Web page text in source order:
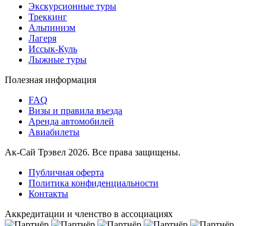
Экскурсионные туры
Треккинг
Альпинизм
Лагеря
Иссык-Куль
Лыжные туры
Полезная информация
FAQ
Визы и правила въезда
Аренда автомобилей
Авиабилеты
Ак-Сай Трэвел 2026. Все права защищены.
Публичная оферта
Политика конфиденциальности
Контакты
Аккредитации и членство в ассоциациях